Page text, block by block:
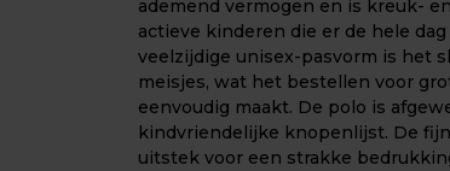
ademend vermogen en is kreuk-
actieve kinderen die er de hele
veelzijdige unisex-pasvorm is het
meisjes, wat het bestellen voor
eenvoudig maakt. De polo is
kindvriendelijke knopenlijst. De
uitstek voor een strakke